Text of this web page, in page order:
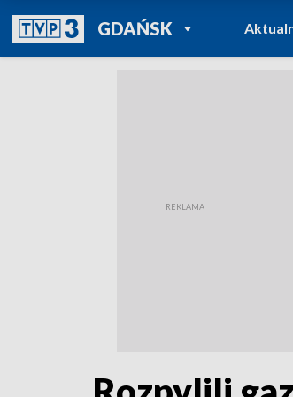
GDAŃSKPOWRÓT DO
TVP REGIONY